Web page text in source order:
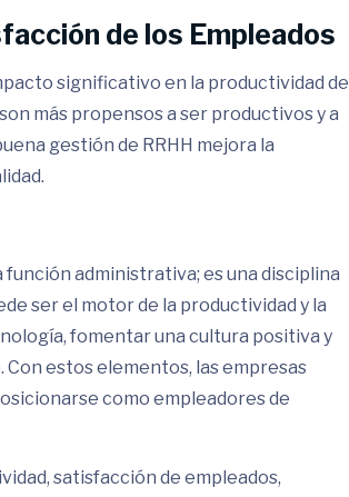
de los Empleados
significativo en la productividad de
más propensos a ser productivos y a
gestión de RRHH mejora la
función administrativa; es una disciplina
ser el motor de la productividad y la
fomentar una cultura positiva y
estos elementos, las empresas
como empleadores de
satisfacción de empleados,